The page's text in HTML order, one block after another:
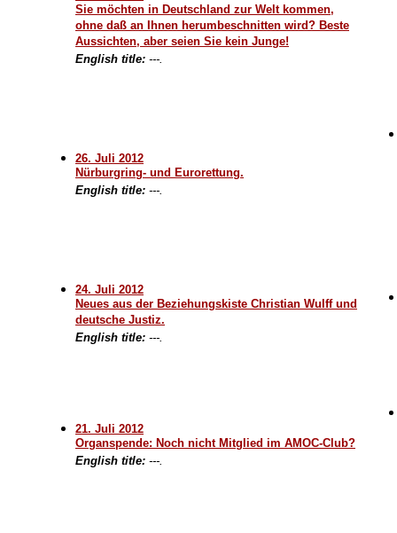
Sie möchten in Deutschland zur Welt kommen,
ohne daß an Ihnen herumbeschnitten wird? Beste
Aussichten, aber seien Sie kein Junge!
English title: ---.
26. Juli 2012
Nürburgring- und Eurorettung.
English title: ---.
24. Juli 2012
Neues aus der Beziehungskiste Christian Wulff und
deutsche Justiz.
English title: ---.
21. Juli 2012
Organspende: Noch nicht Mitglied im AMOC-Club?
English title: ---.